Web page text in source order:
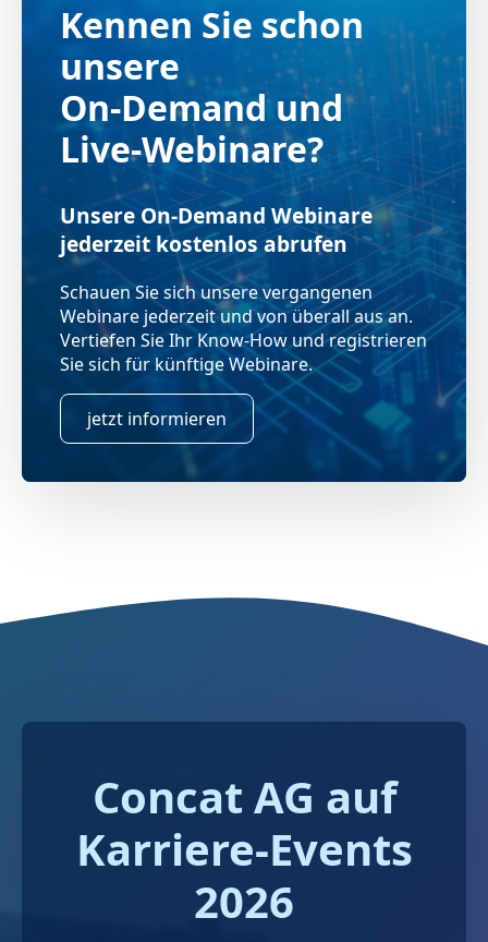
Kennen Sie schon
unsere
On-Demand und
Live-Webinare?
Unsere On-Demand Webinare
jederzeit kostenlos abrufen
Schauen Sie sich unsere vergangenen
Webinare jederzeit und von überall aus an.
Vertiefen Sie Ihr Know-How und registrieren
Sie sich für künftige Webinare.
jetzt informieren
Concat AG auf
Karriere-Events
2026